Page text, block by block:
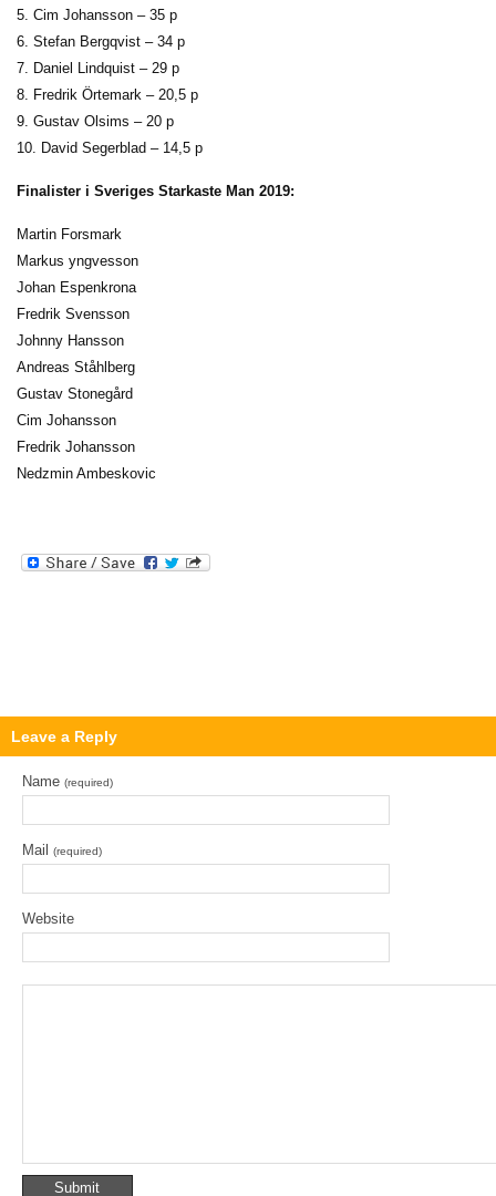
5. Cim Johansson – 35 p
6. Stefan Bergqvist – 34 p
7. Daniel Lindquist – 29 p
8. Fredrik Örtemark – 20,5 p
9. Gustav Olsims – 20 p
10. David Segerblad – 14,5 p
Finalister i Sveriges Starkaste Man 2019:
Martin Forsmark
Markus yngvesson
Johan Espenkrona
Fredrik Svensson
Johnny Hansson
Andreas Ståhlberg
Gustav Stonegård
Cim Johansson
Fredrik Johansson
Nedzmin Ambeskovic
Leave a Reply
Name (required)
Mail (required)
Website